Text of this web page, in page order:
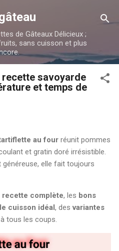
principal
de Gâteaux Délicieux ;
sans cuisson et plus
savoyarde
et temps de
au four réunit pommes
et gratin doré irrésistible.
généreuse, elle fait toujours
recette complète, les bons
cuisson idéal, desvariantes
tous les coups.